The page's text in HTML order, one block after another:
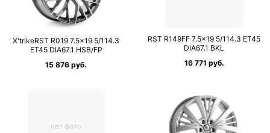
X'trikeRST R019 7.5×19 5/114.3
ET45 DIA67.1 HSB/FP
15 876 руб.
RST R149FF 7.5×19 5/114.3 ET45
DIA67.1 BKL
16 771 руб.
нет фото